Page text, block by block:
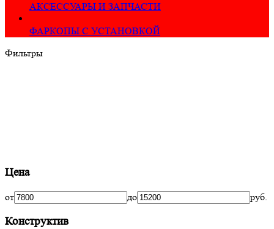
АКСЕССУАРЫ И ЗАПЧАСТИ
ФАРКОПЫ С УСТАНОВКОЙ
Фильтры
Цена
от до руб.
Конструктив